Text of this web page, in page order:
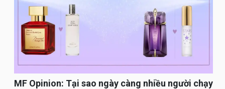
MF Opinion: Tại sao ngày càng nhiều người chạy